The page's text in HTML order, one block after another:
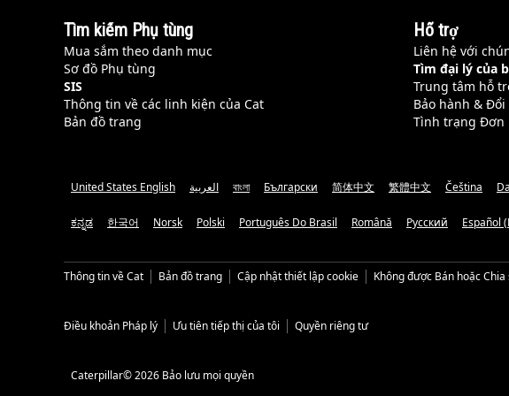
Tìm kiếm Phụ tùng
Mua sắm theo danh mục
Sơ đồ Phụ tùng
SIS
Thông tin về các linh kiện của Cat
Bản đồ trang
Hỗ trợ
Liên hệ với
Tìm đại lý của
Trung tâm hỗ
Bảo hành & Đổi
Tình trạng Đơn
United States English العربية বাংলা Български 简体中文 繁體中文 Čeština
ಕನ್ನಡ 한국어 Norsk Polski Português Do Brasil Română Русский Español
Thông tin về Cat Bản đồ trang Cập nhật thiết lập cookie Không được Bán hoặc
Điều khoản Pháp lý Ưu tiên tiếp thị của tôi Quyền riêng tư
Caterpillar© 2026 Bảo lưu mọi quyền